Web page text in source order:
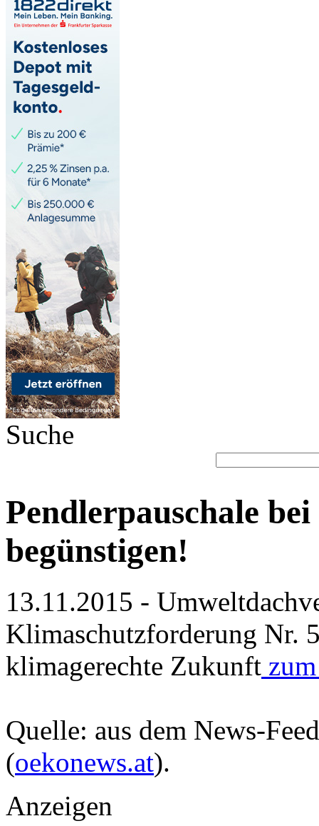
Suche
Pendlerpauschale
begünstigen!
13.11.2015 -
Klimaschutzforderung Nr.
klimagerechte Zukunft
Quelle: aus dem News-
(oekonews.at).
Anzeigen